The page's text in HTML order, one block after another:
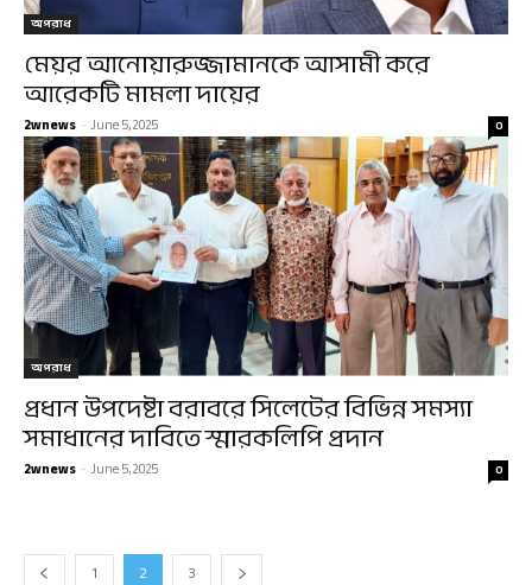
অপরাধ
মেয়র আনোয়ারুজ্জামানকে আসামী করে
আরেকটি মামলা দায়ের
2wnews -June 5, 2025 0
অপরাধ
প্রধান উপদেষ্টা বরাবরে সিলেটের বিভিন্ন সমস্যা
সমাধানের দাবিতে স্মারকলিপি প্রদান
2wnews -June 5, 2025 0
1 2 3